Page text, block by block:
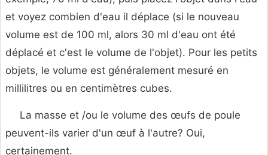
et voyez combien d'eau il déplace (si le nouveau
volume est de 100 ml, alors 30 ml d'eau ont été
déplacé et c'est le volume de l'objet). Pour les petits
objets, le volume est généralement mesuré en
millilitres ou en centimètres cubes.
La masse et /ou le volume des œufs de poule
peuvent-ils varier d'un œuf à l'autre? Oui,
certainement.